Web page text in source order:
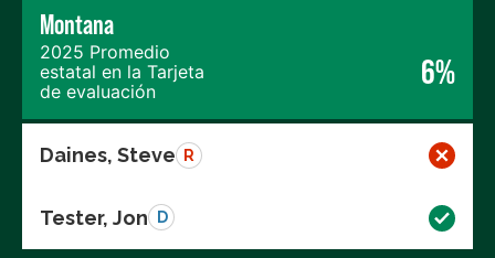
Montana
2025 Promedio
estatal en la Tarjeta
de evaluación
6%
Daines, Steve R
Tester, Jon D